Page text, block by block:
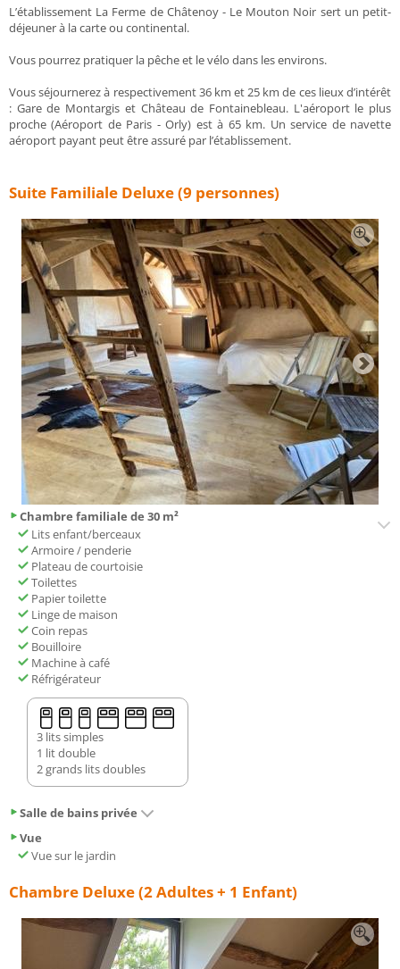
L’établissement La Ferme de Châtenoy - Le Mouton Noir sert un petit-
déjeuner à la carte ou continental.
Vous pourrez pratiquer la pêche et le vélo dans les environs.
Vous séjournerez à respectivement 36 km et 25 km de ces lieux d’intérêt
: Gare de Montargis et Château de Fontainebleau. L'aéroport le plus
proche (Aéroport de Paris - Orly) est à 65 km. Un service de navette
aéroport payant peut être assuré par l’établissement.
Suite Familiale Deluxe (9 personnes)
Chambre familiale de 30 m²
Lits enfant/berceaux
Armoire / penderie
Plateau de courtoisie
Toilettes
Papier toilette
Linge de maison
Coin repas
Bouilloire
Machine à café
Réfrigérateur
3 lits simples
1 lit double
2 grands lits doubles
Salle de bains privée
Vue
Vue sur le jardin
Chambre Deluxe (2 Adultes + 1 Enfant)